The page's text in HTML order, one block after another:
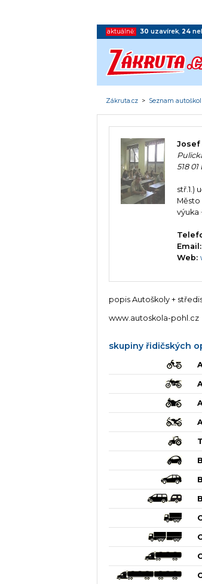
aktuálně: 30 uzavírek,24
Zákruta.cz > Seznam autoškol
Josef
518
stř.1.)
Město
výuka
Email:
Web:
popis Autoškoly +
www.autoskola-pohl.cz
skupiny řidičských
T
B